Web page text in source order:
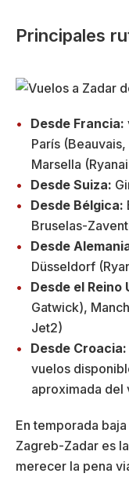
Principales
Desde Francia:
París
Marsella
Desde Suiza:
Desde Bélgica:
Bruselas-
Desde
Düsseldorf
Desde el Reino
Gatwick),
Jet2)
Desde Croacia:
vuelos
aproximada del
En temporada
Zagreb-Zadar es
merecer la pena